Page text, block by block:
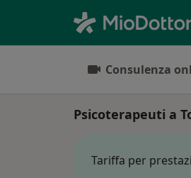
Consulenza
Psicoterapeuti a
Tariffa per